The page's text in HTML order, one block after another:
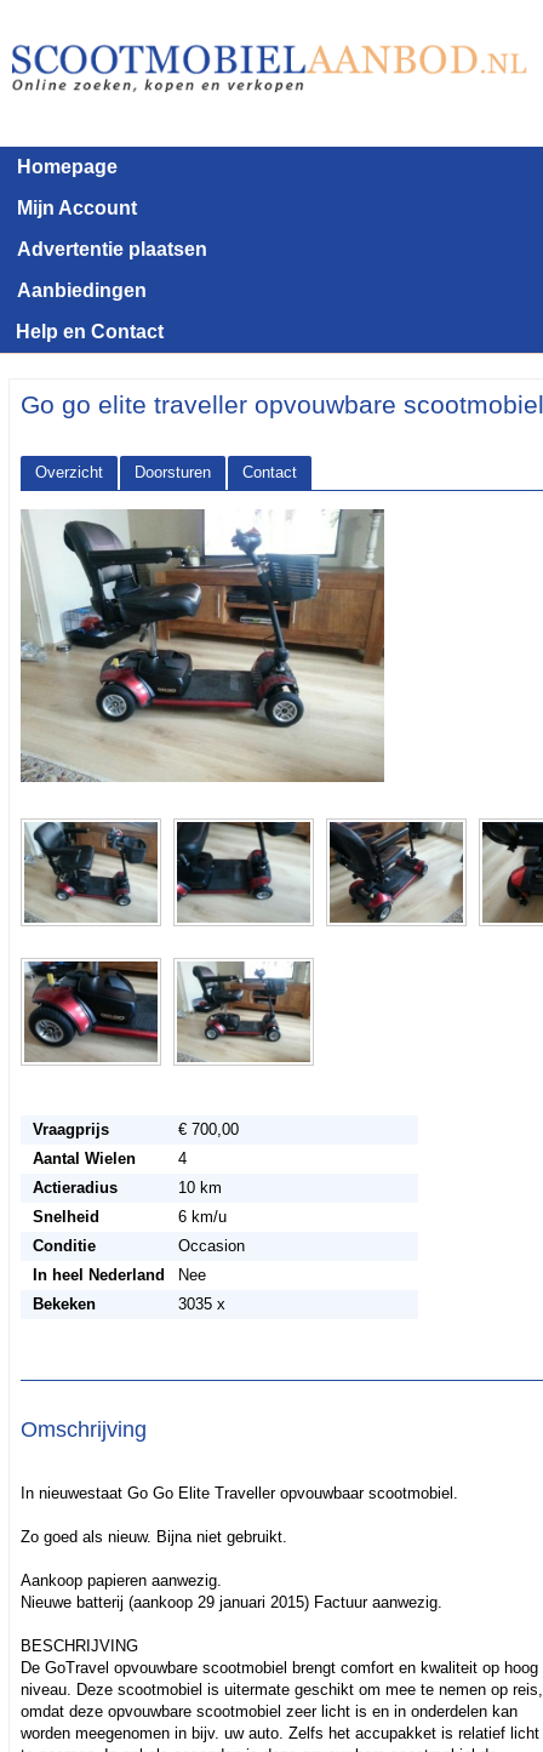
Homepage
Mijn Account
Advertentie plaatsen
Aanbiedingen
Help en Contact
Go go elite traveller opvouwbare scootmobiel
Overzicht Doorsturen
Contact
<< Terug naar het advertentie overzicht
Vraagprijs
€ 700,00
Aantal Wielen
4
Actieradius
10 km
Snelheid
6 km/u
Conditie
Occasion
In heel Nederland
Nee
Bekeken
3035 x
Omschrijving
In nieuwestaat Go Go Elite Traveller opvouwbaar scootmobiel.
Zo goed als nieuw. Bijna niet gebruikt.
Aankoop papieren aanwezig.
Nieuwe batterij (aankoop 29 januari 2015) Factuur aanwezig.
BESCHRIJVING
De GoTravel opvouwbare scootmobiel brengt comfort en kwaliteit op hoog
niveau. Deze scootmobiel is uitermate geschikt om mee te nemen op reis,
omdat deze opvouwbare scootmobiel zeer licht is en in onderdelen kan
worden meegenomen in bijv. uw auto. Zelfs het accupakket is relatief licht